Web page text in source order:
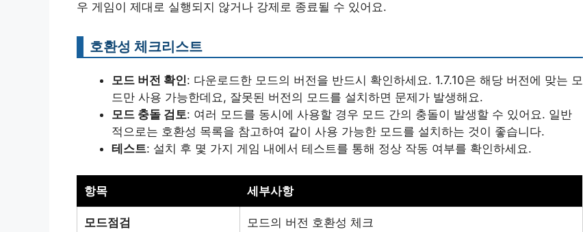
우 게임이 제대로 실행되지 않거나 강제로 종료될 수 있어요.
호환성 체크리스트
모드 버전 확인: 다운로드한 모드의 버전을 반드시 확인하세요. 1.7.10은 해당 버전에 맞는 모
드만 사용 가능한데요, 잘못된 버전의 모드를 설치하면 문제가 발생해요.
모드 충돌 검토: 여러 모드를 동시에 사용할 경우 모드 간의 충돌이 발생할 수 있어요. 일반
적으로는 호환성 목록을 참고하여 같이 사용 가능한 모드를 설치하는 것이 좋습니다.
테스트: 설치 후 몇 가지 게임 내에서 테스트를 통해 정상 작동 여부를 확인하세요.
항목 세부사항
모드점검 모드의 버전 호환성 체크